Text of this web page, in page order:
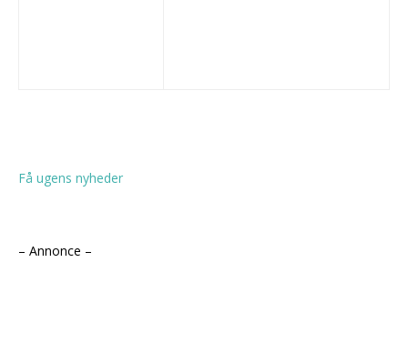
Få ugens nyheder
– Annonce –